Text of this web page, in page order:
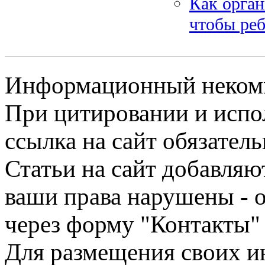
чтобы
Информационный
При цитировании и
ссылка на сайт
Статьи на сайт
ваши права нарушены -
через форму "Контакты"
Для размещения своих